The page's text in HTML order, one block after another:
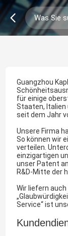
Guangzhou
für einige
Staaten, Italien
seit dem Jahr
Unsere Firma
So können wir
verteilen.
einzigartigen
unser Patent
R&D-Mitte der
Wir liefern
Service“ ist